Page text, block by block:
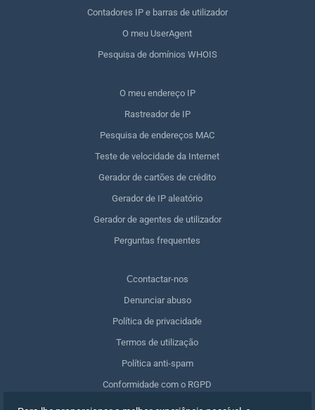
Contadores IP e barras de utilizador
O meu UserAgent
Pesquisa de domínios WHOIS
O meu endereço IP
Rastreador de IP
Pesquisa de endereços MAC
Teste de velocidade da Internet
Gerador de cartões de crédito
Gerador de IP aleatório
Gerador de agentes de utilizador
Perguntas frequentes
Сcontactar-nos
Denunciar abuso
Política de privacidade
Termos de utilização
Política anti-spam
Conformidade com o RGPD
Apagar os meus dados